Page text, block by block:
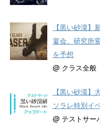
【黒い砂漠
宴会、研究所
を予想
@ クラス全般
【黒い砂漠】
ソラレ特別イ
@ テストサー